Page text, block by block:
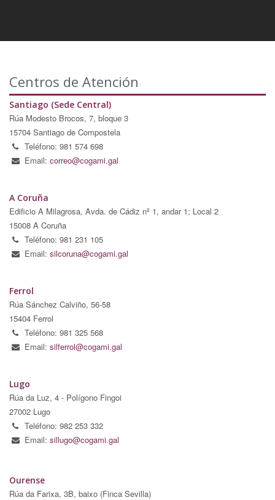
Centros de Atención
Santiago (Sede Central)
Rúa Modesto Brocos, 7, bloque 3
15704 Santiago de Compostela
Teléfono: 981 574 698
Email: correo@cogami.gal
A Coruña
Edificio A Milagrosa, Avda. de Cádiz nº 1, andar 1; Local 2
15008 A Coruña
Teléfono: 981 231 105
Email: silcoruna@cogami.gal
Ferrol
Rúa Sánchez Calviño, 56-58
15404 Ferrol
Teléfono: 981 325 568
Email: silferrol@cogami.gal
Lugo
Rúa da Luz, 4 - Polígono Fingoi
27002 Lugo
Teléfono: 982 253 332
Email: sillugo@cogami.gal
Ourense
Rúa da Farixa, 3B, baixo (Finca Sevilla)